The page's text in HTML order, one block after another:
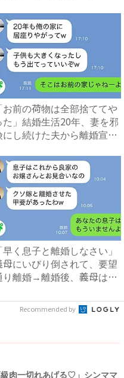
お前の荷物は全部捨ててや
た」結婚生活20年、妻を邪
にし続けた夫から離婚宣
早く息子と離婚しなさい」
母にいびり倒されて、要望
り離婚→離婚後、義母は絶
Recommended by
肉一切れあげる♡」シンママ